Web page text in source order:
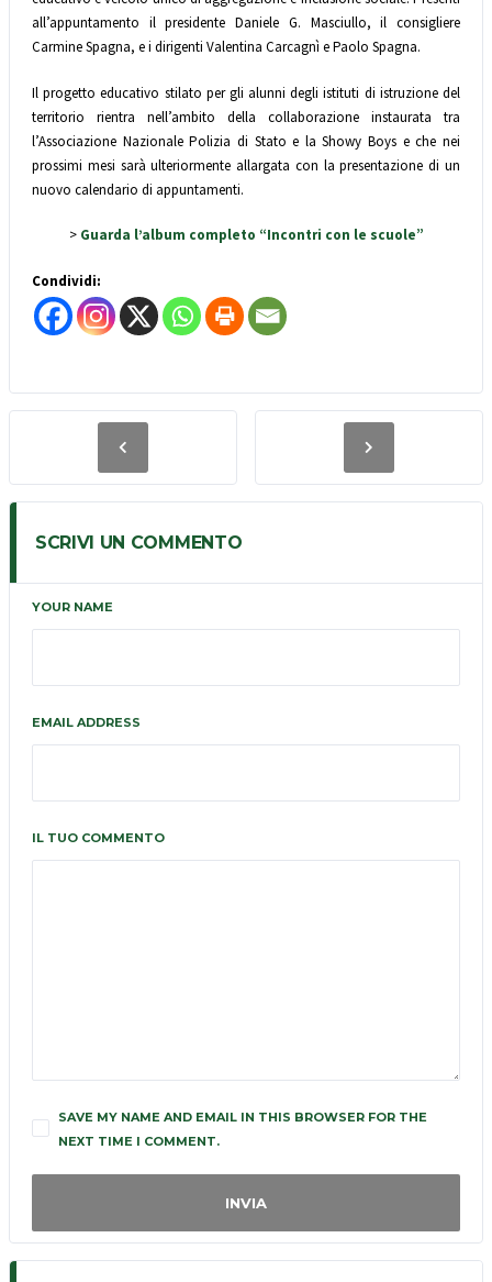
all’appuntamento il presidente Daniele G. Masciullo, il consigliere
Carmine Spagna, e i dirigenti Valentina Carcagnì e Paolo Spagna.
Il progetto educativo stilato per gli alunni degli istituti di istruzione del
territorio rientra nell’ambito della collaborazione instaurata tra
l’Associazione Nazionale Polizia di Stato e la Showy Boys e che nei
prossimi mesi sarà ulteriormente allargata con la presentazione di un
nuovo calendario di appuntamenti.
> Guarda l’album completo “Incontri con le scuole”
Condividi:
SCRIVI UN COMMENTO
YOUR NAME
EMAIL ADDRESS
IL TUO COMMENTO
SAVE MY NAME AND EMAIL IN THIS BROWSER FOR THE
NEXT TIME I COMMENT.